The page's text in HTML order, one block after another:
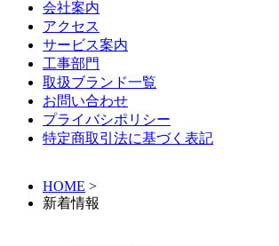
会社案内
アクセス
サービス案内
工事部門
取扱ブランド一覧
お問い合わせ
プライバシポリシー
特定商取引法に基づく表記
HOME >
新着情報